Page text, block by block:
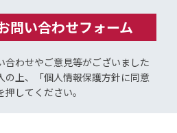
問い合わせフォーム
合わせやご意見等がございました
の上、「個人情報保護方針に同意
してください。